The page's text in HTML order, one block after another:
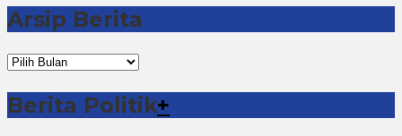
Arsip Berita
Arsip
Berita
Berita Politik+